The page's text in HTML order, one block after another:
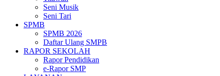
Seni Musik
Seni Tari
SPMB
SPMB 2026
Daftar Ulang SMPB
RAPOR SEKOLAH
Rapor Pendidikan
e-Rapor SMP